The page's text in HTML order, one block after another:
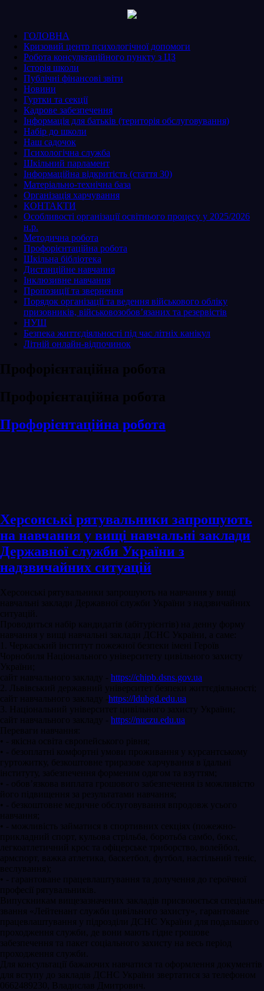
ГОЛОВНА
Кризовий центр психологічної допомоги
Робота консультаційного пункту з ЦЗ
Історія школи
Публічні фінансові звіти
Новини
Гуртки та секції
Кадрове забезпечення
Інформація для батьків (територія обслуговування)
Набір до школи
Наш садочок
Психологічна служба
Шкільний парламент
Інформаційна відкритість (стаття 30)
Матеріально-технічна база
Організація харчування
КОНТАКТИ
Особливості організації освітнього процесу у 2025/2026
н.р.
Методична робота
Профорієнтаційна робота
Шкільна бібліотека
Дистанційне навчання
Інклюзивне навчання
Пропозиції та звернення
Порядок організації та ведення військового обліку
призовників, військовозобов’язаних та резервістів
НУШ
Безпека життєдіяльності під час літніх канікул
Літній онлайн-відпочинок
Профорієнтаційна робота
Профорієнтаційна робота
Профорієнтаційна робота
Херсонські рятувальники запрошують
на навчання у вищі навчальні заклади
Державної служби України з
надзвичайних ситуацій
Херсонські рятувальники запрошують на навчання у вищі
навчальні заклади Державної служби України з надзвичайних
ситуацій.
Проводиться набір кандидатів (абітурієнтів) на денну форму
навчання у вищі навчальні заклади ДСНС України, а саме:
1. Черкаський інститут пожежної безпеки імені Героїв
Чорнобиля Національного університету цивільного захисту
України;
сайт навчального закладу - https://chipb.dsns.gov.ua
2. Львівський державний університет безпеки життєдіяльності;
сайт навчального закладу -https://ldubgd.edu.ua
3. Національний університет цивільного захисту України;
сайт навчального закладу - https://nuczu.edu.ua
Переваги навчання:
• - якісна освіта європейського рівня;
• - безоплатні комфортні умови проживання у курсантському
гуртожитку, безкоштовне триразове харчування в їдальні
інституту, забезпечення форменим одягом та взуттям;
• - обов’язкова виплата грошового забезпечення із можливістю
його підвищення за результатами навчання;
• - безкоштовне медичне обслуговування впродовж усього
навчання;
• - можливість займатися в спортивних секціях (пожежно-
прикладний спорт, кульова стрільба, боротьба самбо, бокс,
легкоатлетичний крос та офіцерське триборство, волейбол,
армспорт, важка атлетика, баскетбол, футбол, настільний теніс,
веслування);
• - гарантоване працевлаштування та долучення до героїчної
професії рятувальників.
Випускникам вищезазначених закладів присвоюється спеціальне
звання «Лейтенант служби цивільного захисту», гарантоване
працевлаштування у підрозділи ДСНС України для подальшого
проходження служби, де вони мають гідне грошове
забезпечення та пакет соціального захисту на весь період
проходження служби.
Для консультації бажаючих навчатися та оформлення документів
для вступу до закладів ДСНС України звертатися за телефоном
0662489230, Владислав Дмитрович.